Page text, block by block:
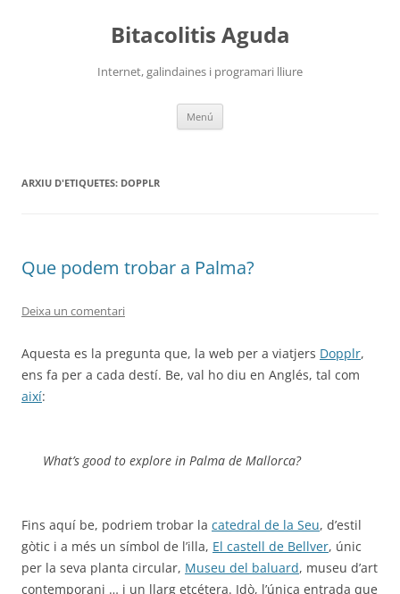
Bitacolitis Aguda
Internet, galindaines i programari lliure
Menú
ARXIU D'ETIQUETES: DOPPLR
Que podem trobar a Palma?
Deixa un comentari
Aquesta es la pregunta que, la web per a viatjers Dopplr,
ens fa per a cada destí. Be, val ho diu en Anglés, tal com
així:
What’s good to explore in Palma de Mallorca?
Fins aquí be, podriem trobar la catedral de la Seu, d’estil
gòtic i a més un símbol de l’illa, El castell de Bellver, únic
per la seva planta circular, Museu del baluard, museu d’art
contemporani … i un llarg etcétera. Idò, l’única entrada que